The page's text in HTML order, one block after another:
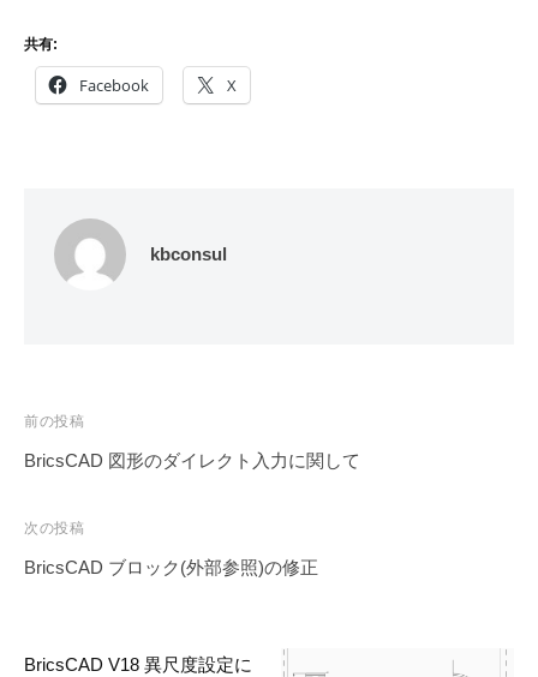
共有:
Facebook X
kbconsul
投
稿
ビ
ゲ
ョ
前の投稿
BricsCAD 図形のダイレクト入力に関して
次の投稿
BricsCAD ブロック(外部参照)の修正
BricsCAD V18 異尺度設定に